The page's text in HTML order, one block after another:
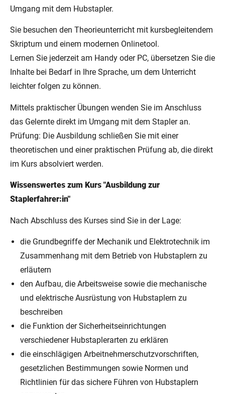
Umgang mit dem Hubstapler.
Sie besuchen den Theorieunterricht mit kursbegleitendem
Skriptum und einem modernen Onlinetool.
Lernen Sie jederzeit am Handy oder PC, übersetzen Sie die
Inhalte bei Bedarf in Ihre Sprache, um dem Unterricht
leichter folgen zu können.
Mittels praktischer Übungen wenden Sie im Anschluss
das Gelernte direkt im Umgang mit dem Stapler an.
Prüfung: Die Ausbildung schließen Sie mit einer
theoretischen und einer praktischen Prüfung ab, die direkt
im Kurs absolviert werden.
Wissenswertes zum Kurs "Ausbildung zur
Staplerfahrer:in"
Nach Abschluss des Kurses sind Sie in der Lage:
die Grundbegriffe der Mechanik und Elektrotechnik im
Zusammenhang mit dem Betrieb von Hubstaplern zu
erläutern
den Aufbau, die Arbeitsweise sowie die mechanische
und elektrische Ausrüstung von Hubstaplern zu
beschreiben
die Funktion der Sicherheitseinrichtungen
verschiedener Hubstaplerarten zu erklären
die einschlägigen Arbeitnehmerschutzvorschriften,
gesetzlichen Bestimmungen sowie Normen und
Richtlinien für das sichere Führen von Hubstaplern